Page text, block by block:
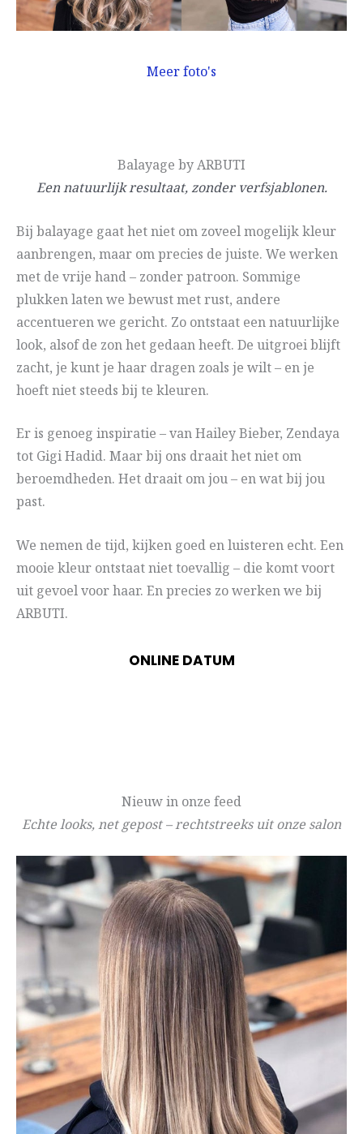
Meer foto's
Balayage by ARBUTI
Een natuurlijk resultaat, zonder verfsjablonen.
Bij balayage gaat het niet om zoveel mogelijk kleur
aanbrengen, maar om precies de juiste. We werken
met de vrije hand – zonder patroon. Sommige
plukken laten we bewust met rust, andere
accentueren we gericht. Zo ontstaat een natuurlijke
look, alsof de zon het gedaan heeft. De uitgroei blijft
zacht, je kunt je haar dragen zoals je wilt – en je
hoeft niet steeds bij te kleuren.
Er is genoeg inspiratie – van Hailey Bieber, Zendaya
tot Gigi Hadid. Maar bij ons draait het niet om
beroemdheden. Het draait om jou – en wat bij jou
past.
We nemen de tijd, kijken goed en luisteren echt. Een
mooie kleur ontstaat niet toevallig – die komt voort
uit gevoel voor haar. En precies zo werken we bij
ARBUTI.
ONLINE DATUM
Nieuw in onze feed
Echte looks, net gepost – rechtstreeks uit onze salon